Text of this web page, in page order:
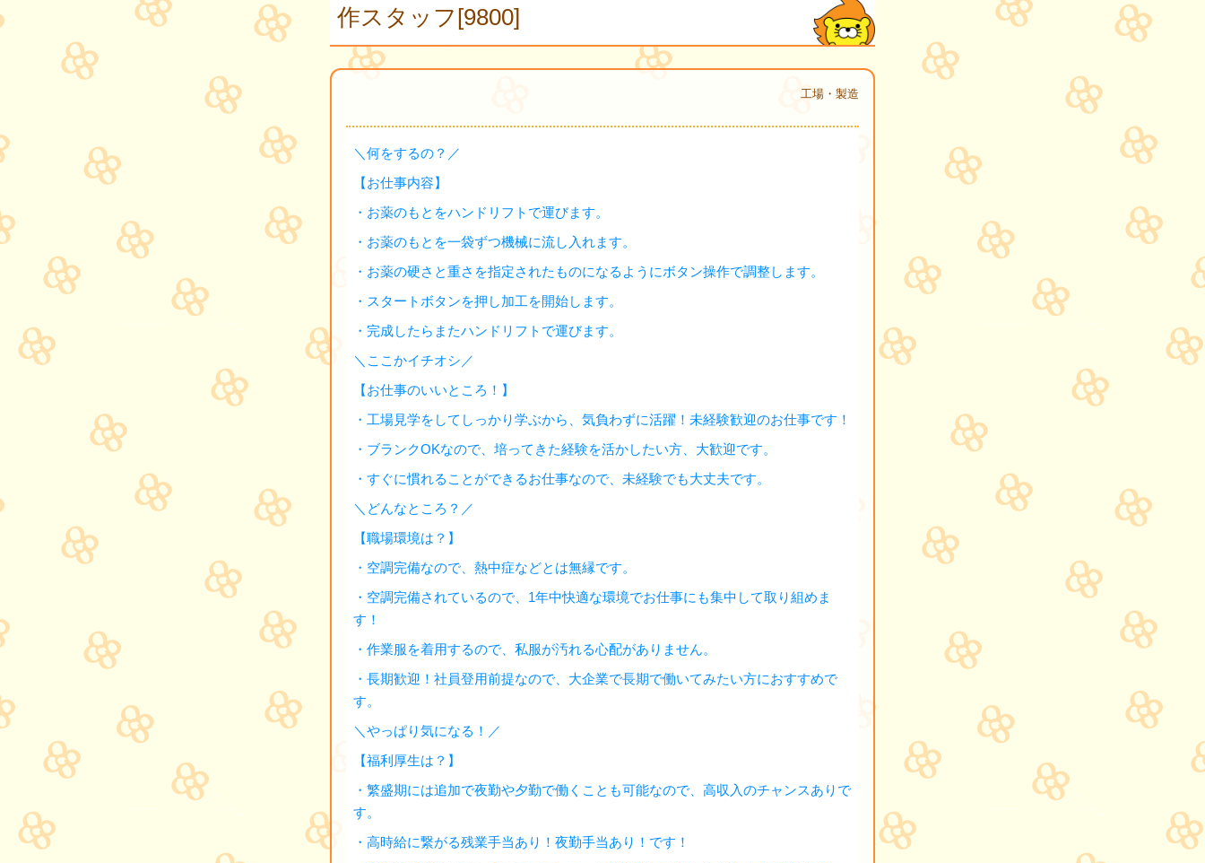
作スタッフ[9800]
工場・製造
＼何をするの？／
【お仕事内容】
・お薬のもとをハンドリフトで運びます。
・お薬のもとを一袋ずつ機械に流し入れます。
・お薬の硬さと重さを指定されたものになるようにボタン操作で調整します。
・スタートボタンを押し加工を開始します。
・完成したらまたハンドリフトで運びます。
＼ここかイチオシ／
【お仕事のいいところ！】
・工場見学をしてしっかり学ぶから、気負わずに活躍！未経験歓迎のお仕事です！
・ブランクOKなので、培ってきた経験を活かしたい方、大歓迎です。
・すぐに慣れることができるお仕事なので、未経験でも大丈夫です。
＼どんなところ？／
【職場環境は？】
・空調完備なので、熱中症などとは無縁です。
・空調完備されているので、1年中快適な環境でお仕事にも集中して取り組めま
す！
・作業服を着用するので、私服が汚れる心配がありません。
・長期歓迎！社員登用前提なので、大企業で長期で働いてみたい方におすすめで
す。
＼やっぱり気になる！／
【福利厚生は？】
・繁盛期には追加で夜勤や夕勤で働くことも可能なので、高収入のチャンスありで
す。
・高時給に繋がる残業手当あり！夜勤手当あり！です！